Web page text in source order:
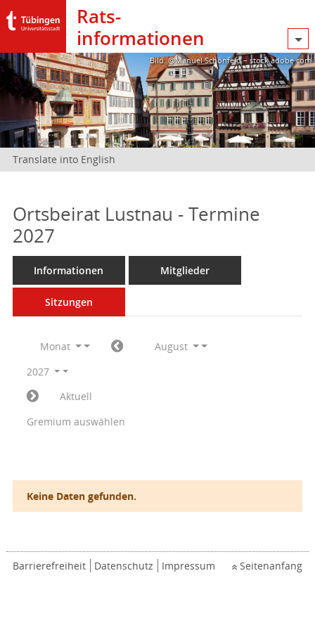
Rats­
informationen
Bild: @Manuel Schönfeld – stock.adobe.com
Translate into English
Ortsbeirat Lustnau - Termine
2027
Informationen Mitglieder
Sitzungen
Monat
August
2027
Aktuell
Gremium auswählen
Keine Daten gefunden.
Barrierefreiheit Datenschutz Impressum Seitenanfang